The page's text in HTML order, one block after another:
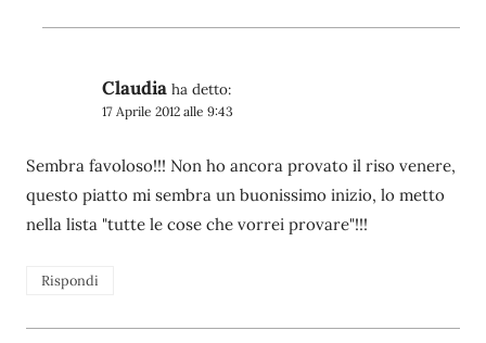
Claudia ha detto:
17 Aprile 2012 alle 9:43
Sembra favoloso!!! Non ho ancora provato il riso venere,
questo piatto mi sembra un buonissimo inizio, lo metto
nella lista "tutte le cose che vorrei provare"!!!
Rispondi